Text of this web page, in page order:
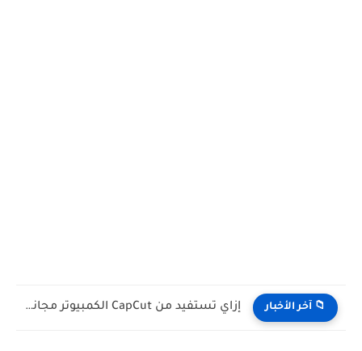
📁 آخر الأخبار عاصفة في Blogger: أنظمة Google الآلية تغلق مئات المدونات بالخطأ...